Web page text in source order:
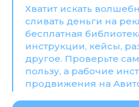
Хватит искать
сливать деньги на
бесплатная
инструкции, кейсы,
другое. Проверьте
пользу, а рабочие
продвижения на